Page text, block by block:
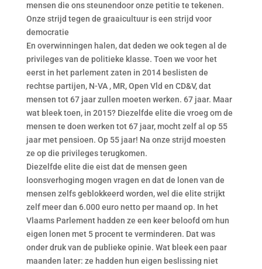
mensen die ons steunendoor onze petitie te tekenen.
Onze strijd tegen de graaicultuur is een strijd voor
democratie
En overwinningen halen, dat deden we ook tegen al de
privileges van de politieke klasse. Toen we voor het
eerst in het parlement zaten in 2014 beslisten de
rechtse partijen, N-VA , MR, Open Vld en CD&V, dat
mensen tot 67 jaar zullen moeten werken. 67 jaar. Maar
wat bleek toen, in 2015? Diezelfde elite die vroeg om de
mensen te doen werken tot 67 jaar, mocht zelf al op 55
jaar met pensioen. Op 55 jaar! Na onze strijd moesten
ze op die privileges terugkomen.
Diezelfde elite die eist dat de mensen geen
loonsverhoging mogen vragen en dat de lonen van de
mensen zelfs geblokkeerd worden, wel die elite strijkt
zelf meer dan 6.000 euro netto per maand op. In het
Vlaams Parlement hadden ze een keer beloofd om hun
eigen lonen met 5 procent te verminderen. Dat was
onder druk van de publieke opinie. Wat bleek een paar
maanden later: ze hadden hun eigen beslissing niet